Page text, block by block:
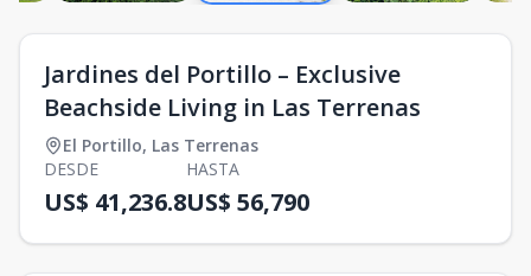
Jardines del Portillo – Exclusive
Beachside Living in Las Terrenas
El Portillo, Las Terrenas
DESDE
US$ 41,236.8
HASTA
US$ 56,790